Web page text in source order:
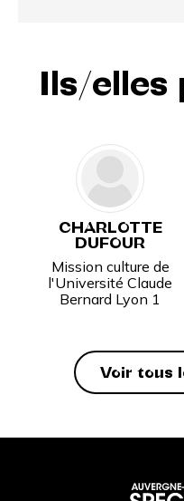
Ils/elles
CHARLOTTE
DUFOUR
Mission culture de
l'Université Claude
Bernard Lyon 1
Voir tous